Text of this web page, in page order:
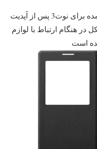
بسیاری کاربران از مشکلات بوجود آمده برای نوت3 پس از آپدیت
در هنگام ارتباط با لوازم
است